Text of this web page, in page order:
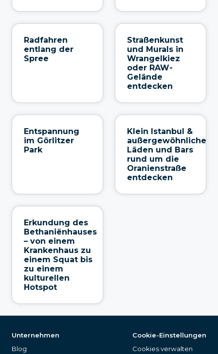
Radfahren
entlang der
Spree
Straßenkunst
und Murals in
Wrangelkiez
oder RAW-
Gelände
entdecken
Entspannung
im Görlitzer
Park
Klein Istanbul &
außergewöhnliche
Läden und Bars
rund um die
Oranienstraße
entdecken
Erkundung des
Bethaniënhauses
– von einem
Krankenhaus zu
einem Squat bis
zu einem
kulturellen
Hotspot
Unternehmen
Blog
Cookie-Einstellungen
Cookies verwalten